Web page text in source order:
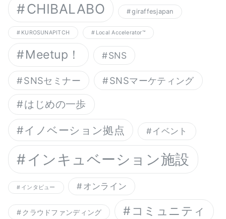
CHIBALABO giraffesjapan
KUROSUNAPITCH Local Accelerator™︎
Meetup！ SNS
SNSセミナー SNSマーケティング
はじめの一歩
イノベーション拠点 イベント
インキュベーション施設
インタビュー オンライン
クラウドファンディング コミュニティ